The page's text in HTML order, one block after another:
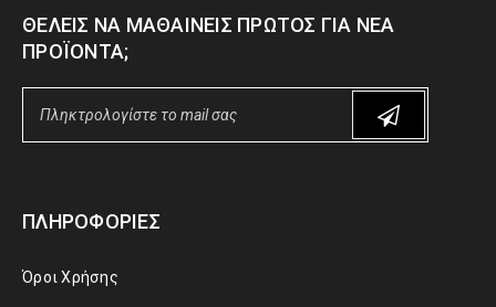
ΘΈΛΕΙΣ ΝΑ ΜΑΘΑΊΝΕΙΣ ΠΡΏΤΟΣ ΓΙΑ ΝΈΑ
ΠΡΟΪΌΝΤΑ;
ΠΛΗΡΟΦΟΡΊΕΣ
Όροι Χρήσης